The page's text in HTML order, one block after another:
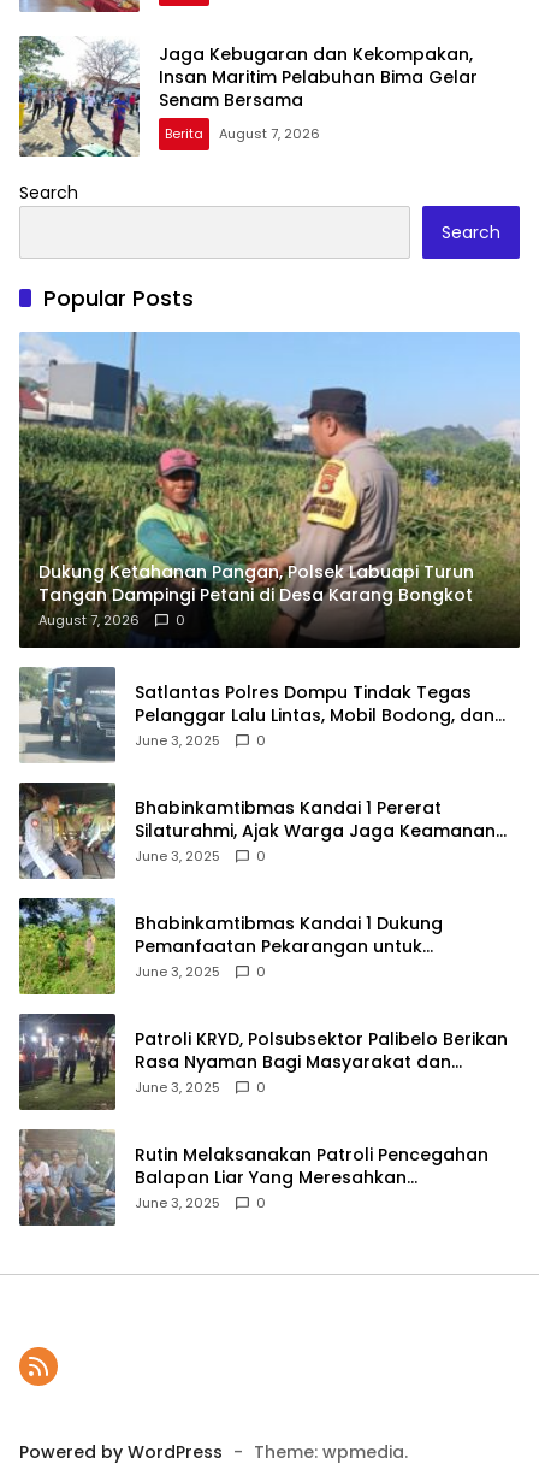
Jaga Kebugaran dan Kekompakan,
Insan Maritim Pelabuhan Bima Gelar
Senam Bersama
Berita August 7, 2026
Search
Search
Popular Posts
Dukung Ketahanan Pangan, Polsek Labuapi Turun
Tangan Dampingi Petani di Desa Karang Bongkot
August 7, 2026 0
Satlantas Polres Dompu Tindak Tegas
Pelanggar Lalu Lintas, Mobil Bodong, dan
Kendaraan Tak Bayar Pajak
June 3, 2025 0
Bhabinkamtibmas Kandai 1 Pererat
Silaturahmi, Ajak Warga Jaga Keamanan
Lingkungan
June 3, 2025 0
Bhabinkamtibmas Kandai 1 Dukung
Pemanfaatan Pekarangan untuk
Ketahanan Pangan Menuju Indonesia Emas
June 3, 2025 0
Patroli KRYD, Polsubsektor Palibelo Berikan
Rasa Nyaman Bagi Masyarakat dan
Antisipasi Aksi Menjurus Premanisme
June 3, 2025 0
Rutin Melaksanakan Patroli Pencegahan
Balapan Liar Yang Meresahkan
Masyarakat, Polsek Soromandi
June 3, 2025 0
Powered by WordPress - Theme: wpmedia.